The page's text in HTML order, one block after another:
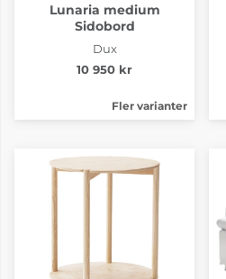
Lunaria medium
Sidobord
Dux
10 950 kr
Fler varianter